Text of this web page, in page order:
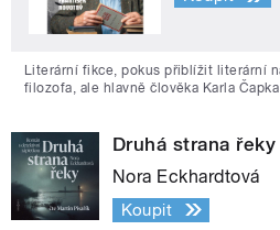
Literární fikce, pokus přiblížit literární
filozofa, ale hlavně člověka Karla
Druhá strana řeky
Nora Eckhardtová
Koupit